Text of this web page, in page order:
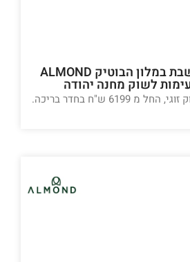
חבילת חמישי – שבת במלון הבוטיק ALMOND
לשוק מחנה יהודה
ש"ח בחדר בריכה.